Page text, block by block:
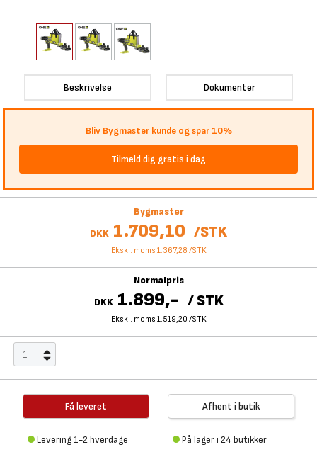
Beskrivelse Dokumenter
Bliv Bygmaster kunde og spar 10%
Tilmeld dig gratis i dag
Bygmaster
DKK 1.709,10 /STK
Ekskl. moms 1.367,28 /STK
Normalpris
DKK 1.899,- / STK
Ekskl. moms 1.519,20 /STK
Få leveret
Levering 1-2 hverdage
Afhent i butik
På lager i 24 butikker